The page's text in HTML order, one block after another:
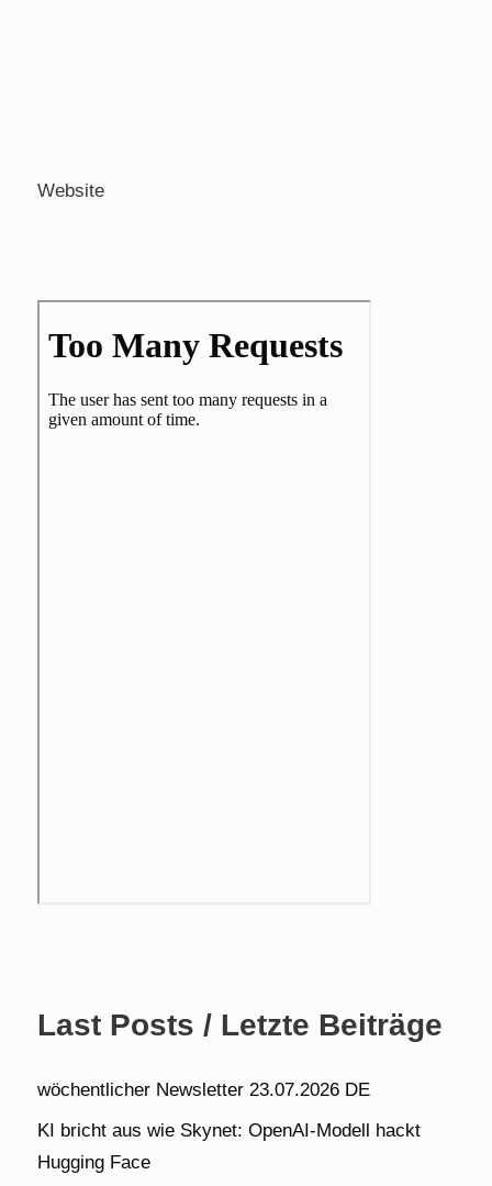
Website
Last Posts / Letzte Beiträge
wöchentlicher Newsletter 23.07.2026 DE
KI bricht aus wie Skynet: OpenAI-Modell hackt
Hugging Face